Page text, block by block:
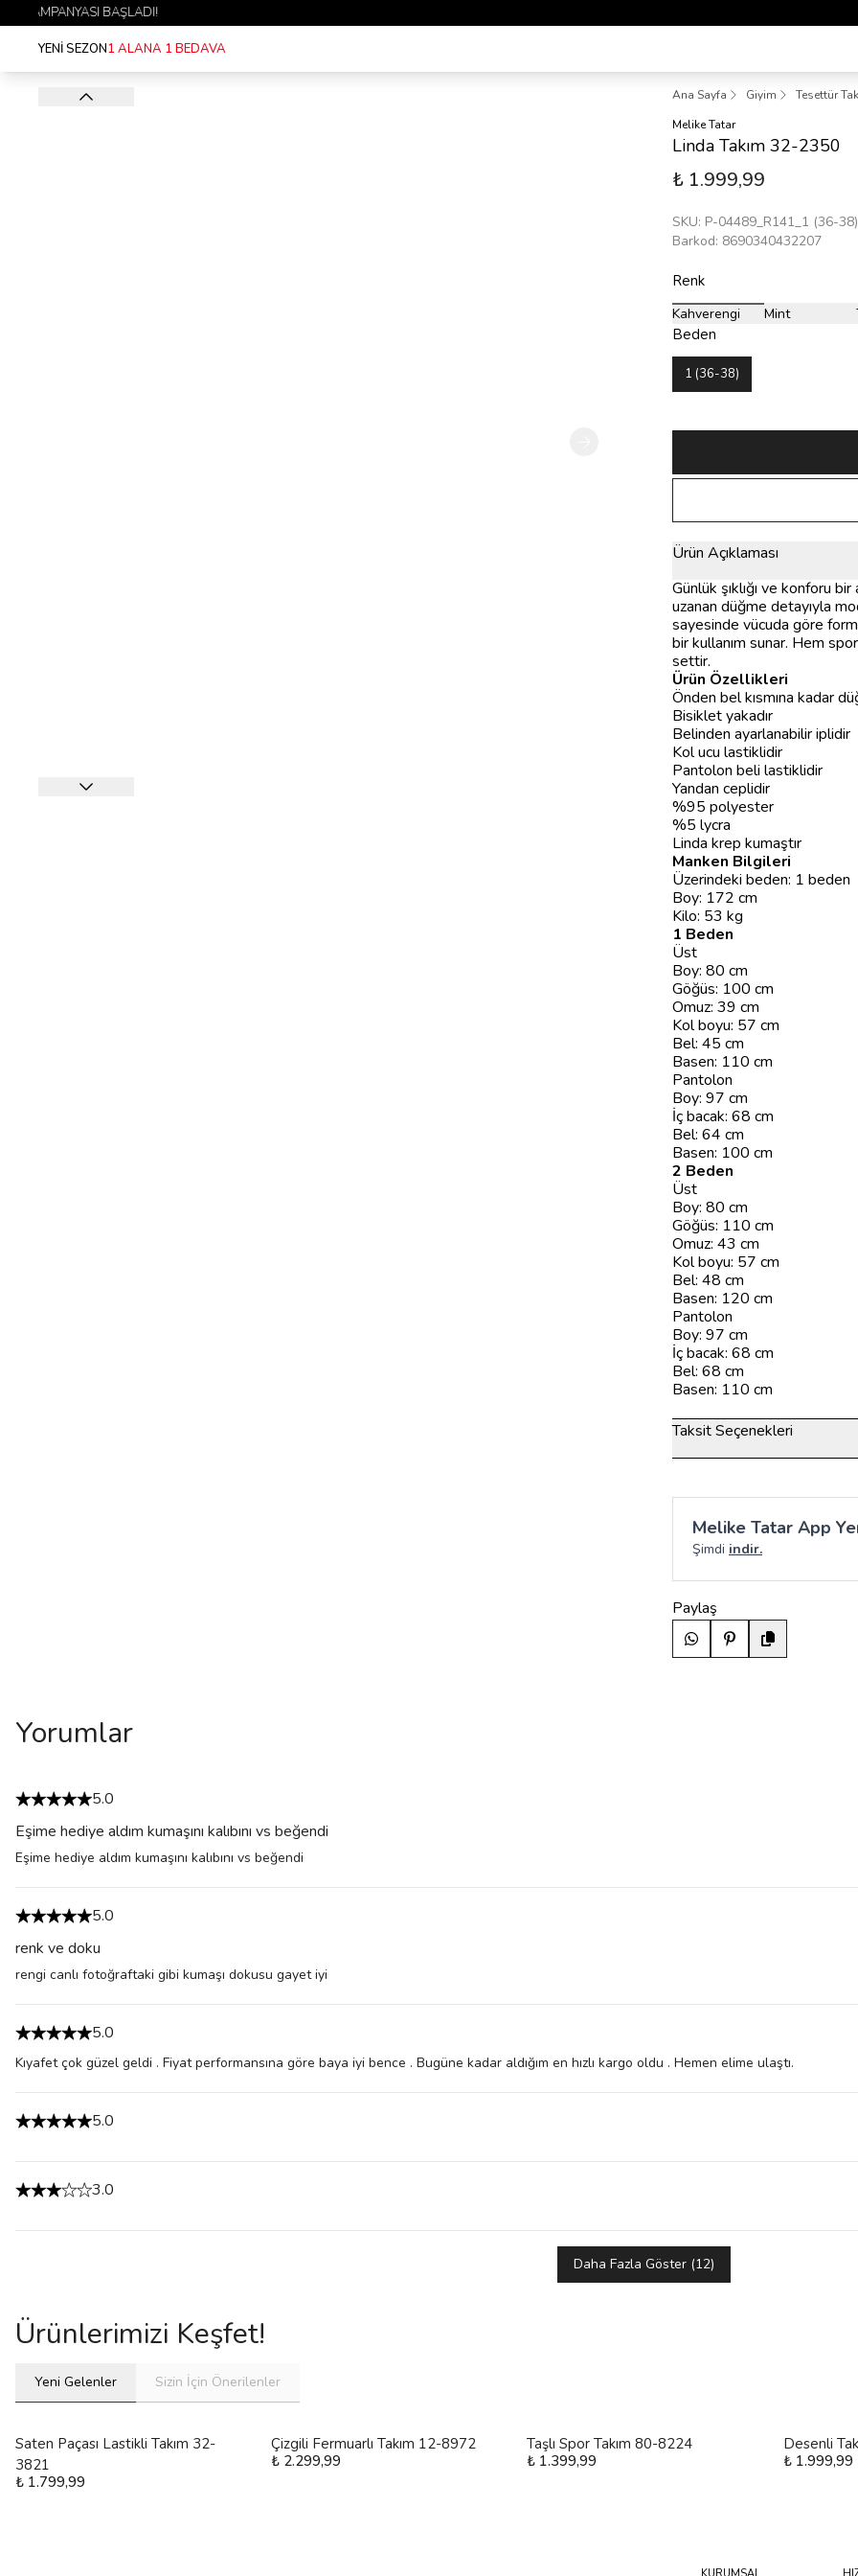
YENİ SEZON1 ALANA 1 BEDAVA
Ana Sayfa Giyim Tesettür
Melike Tatar
Linda Takım 32-2350
₺ 1.999,99
SKU: P-04489_R141_1 (36-38)
Barkod: 8690340432207
Renk
Kahverengi Mint
Beden
1 (36-38)
Ürün Açıklaması
Günlük şıklığı ve konforu
uzanan düğme detayıyla
sayesinde vücuda göre
bir kullanım sunar. Hem
settir.
Ürün Özellikleri
Önden bel kısmına kadar
Bisiklet yakadır
Belinden ayarlanabilir iplidir
Kol ucu lastiklidir
Pantolon beli lastiklidir
Yandan ceplidir
%95 polyester
%5 lycra
Linda krep kumaştır
Manken Bilgileri
Üzerindeki beden: 1 beden
Boy: 172 cm
Kilo: 53 kg
1 Beden
Üst
Boy: 80 cm
Göğüs: 100 cm
Omuz: 39 cm
Kol boyu: 57 cm
Bel: 45 cm
Basen: 110 cm
Pantolon
Boy: 97 cm
İç bacak: 68 cm
Bel: 64 cm
Basen: 100 cm
2 Beden
Üst
Boy: 80 cm
Göğüs: 110 cm
Omuz: 43 cm
Kol boyu: 57 cm
Bel: 48 cm
Basen: 120 cm
Pantolon
Boy: 97 cm
İç bacak: 68 cm
Bel: 68 cm
Basen: 110 cm
Taksit Seçenekleri
Melike Tatar App
Şimdi indir.
Paylaş
Yorumlar
5.0
Eşime hediye aldım kumaşını kalıbını vs beğendi
Eşime hediye aldım kumaşını kalıbını vs beğendi
5.0
renk ve doku
rengi canlı fotoğraftaki gibi kumaşı dokusu gayet iyi
5.0
Kıyafet çok güzel geldi . Fiyat performansına göre baya iyi bence . Bugüne kadar aldığım en hızlı kargo oldu . Hemen elime ulaştı.
5.0
3.0
Daha Fazla Göster(12)
Ürünlerimizi Keşfet!
Yeni Gelenler Sizin İçin Önerilenler
Saten Paçası Lastikli Takım 32-
3821
₺ 1.799,99
Çizgili Fermuarlı Takım 12-8972
₺ 2.299,99
Taşlı Spor Takım 80-8224
₺ 1.399,99
Desenli
₺ 1.999,99